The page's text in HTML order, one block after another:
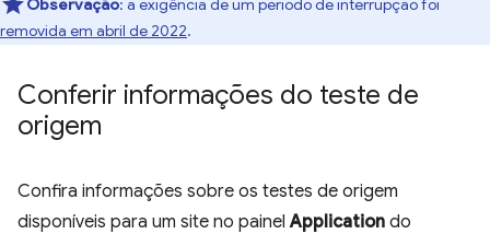
Observação: a exigência de um período de interrupção foi
removida em abril de 2022.
Conferir informações do teste de
origem
Confira informações sobre os testes de origem
disponíveis para um site no painelApplication do